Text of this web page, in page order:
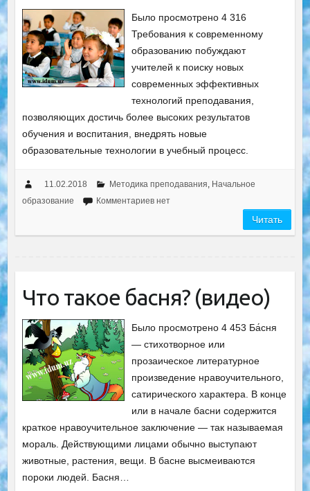
Было просмотрено 4 316
Требования к современному
образованию побуждают
учителей к поиску новых
современных эффективных
технологий преподавания,
позволяющих достичь более высоких результатов
обучения и воспитания, внедрять новые
образовательные технологии в учебный процесс.
11.02.2018 Методика преподавания, Начальное
образование
Комментариев нет
Читать
Что такое басня? (видео)
Было просмотрено 4 453 Ба́сня
— стихотворное или
прозаическое литературное
произведение нравоучительного,
сатирического характера. В конце
или в начале басни содержится
краткое нравоучительное заключение — так называемая
мораль. Действующими лицами обычно выступают
животные, растения, вещи. В басне высмеиваются
пороки людей. Басня…